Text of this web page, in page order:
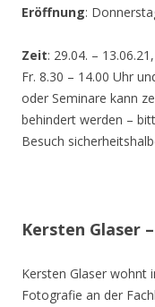
Eröffnung:
Zeit: 29.04. –
Fr. 8.30 – 14.00 Uhr
oder Seminare kann
behindert werden –
Besuch
Kersten Glaser
Kersten Glaser wohnt
Fotografie an der